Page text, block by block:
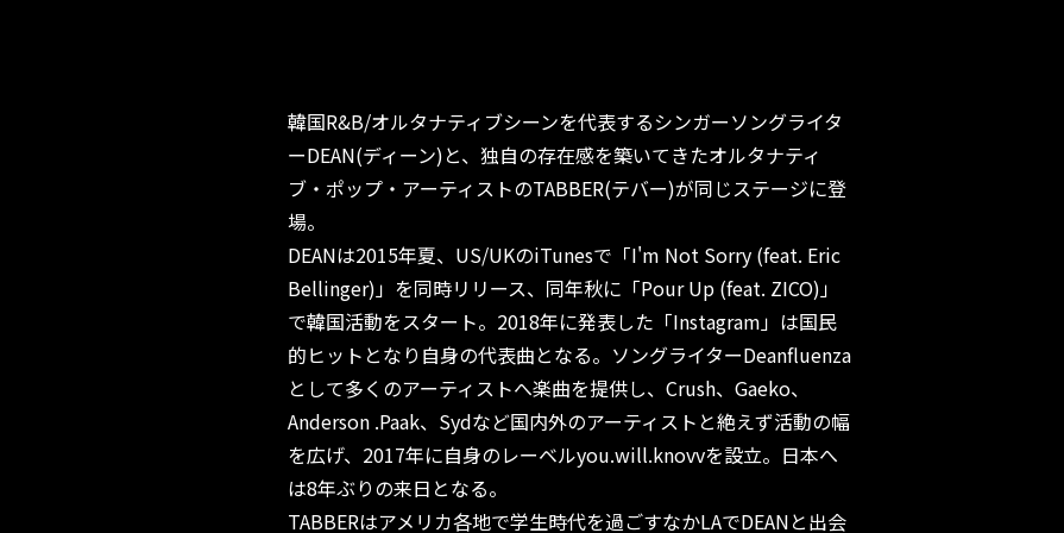
韓国R&B/オルタナティブシーンを代表するシンガーソングライタ
ーDEAN(ディーン)と、独自の存在感を築いてきたオルタナティ
ブ・ポップ・アーティストのTABBER(テバー)が同じステージに登
場。
DEANは2015年夏、US/UKのiTunesで「I'm Not Sorry (feat. Eric
Bellinger)」を同時リリース、同年秋に「Pour Up (feat. ZICO)」
で韓国活動をスタート。2018年に発表した「Instagram」は国民
的ヒットとなり自身の代表曲となる。ソングライターDeanfluenza
として多くのアーティストへ楽曲を提供し、Crush、Gaeko、
Anderson .Paak、Sydなど国内外のアーティストと絶えず活動の幅
を広げ、2017年に自身のレーベルyou.will.knovvを設立。日本へ
は8年ぶりの来日となる。
TABBERはアメリカ各地で学生時代を過ごすなかLAでDEANと出会